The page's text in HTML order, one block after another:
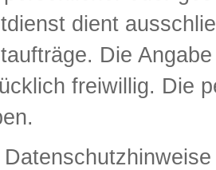
dient
Die
freiwillig. Die